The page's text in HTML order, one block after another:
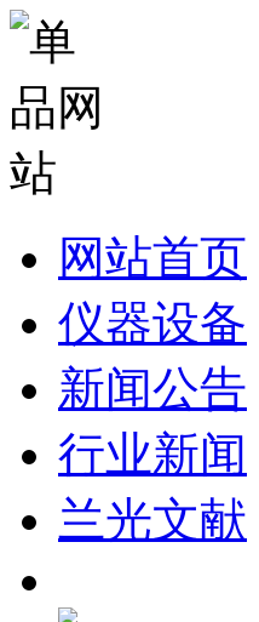
网站首页
仪器设备
新闻公告
行业新闻
兰光文献